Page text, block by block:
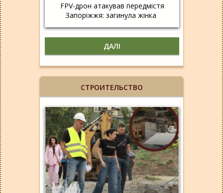
FPV-дрон атакував передмістя
Запоріжжя: загинула жінка
ДАЛІ
СТРОИТЕЛЬСТВО